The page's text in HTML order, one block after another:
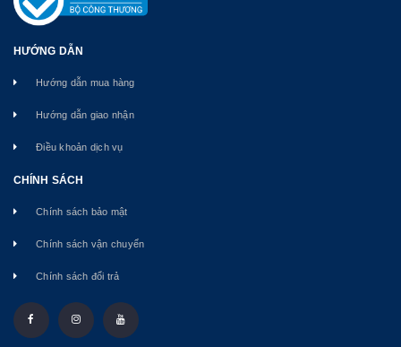
HƯỚNG DẪN
Hướng dẫn mua hàng
Hướng dẫn giao nhận
Điều khoản dịch vụ
CHÍNH SÁCH
Chính sách bảo mật
Chính sách vận chuyển
Chính sách đổi trả